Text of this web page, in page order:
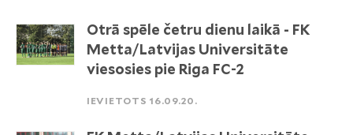
Otrā spēle četru dienu laikā - FK
Metta/Latvijas Universitāte
viesosies pie Riga FC-2
IEVIETOTS 16.09.20.